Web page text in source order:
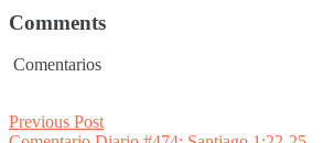
Comments
Comentarios
Post
Previous PostPrevious